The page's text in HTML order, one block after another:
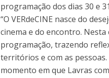
programação dos dias 30 e
“O VERdeCINE nasce do
cinema e do encontro.
programação, trazendo
territórios e com as
momento em que Lavras